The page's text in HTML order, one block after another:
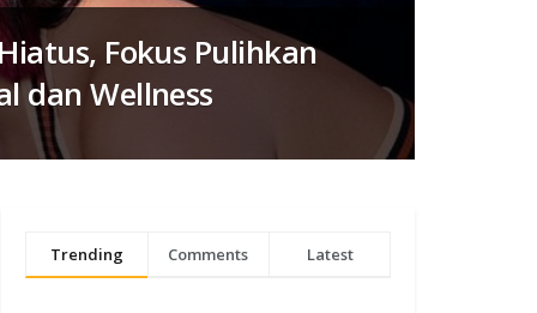
Fokus Pulihkan
dan Wellness
Trending Comments Latest